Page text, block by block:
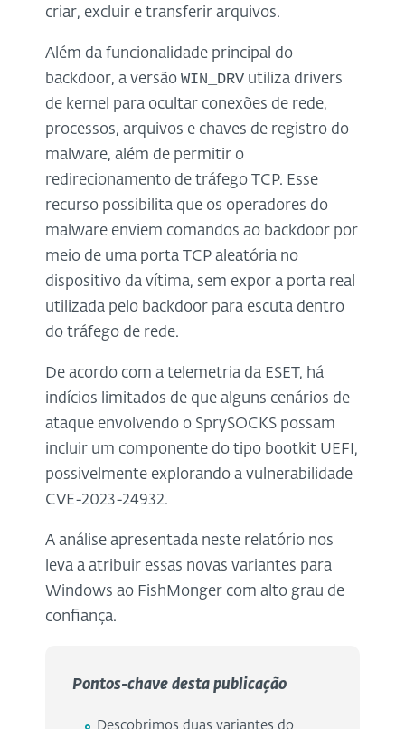
criar, excluir e transferir arquivos.
Além da funcionalidade principal do
backdoor, a versão WIN_DRV utiliza drivers
de kernel para ocultar conexões de rede,
processos, arquivos e chaves de registro do
malware, além de permitir o
redirecionamento de tráfego TCP. Esse
recurso possibilita que os operadores do
malware enviem comandos ao backdoor por
meio de uma porta TCP aleatória no
dispositivo da vítima, sem expor a porta real
utilizada pelo backdoor para escuta dentro
do tráfego de rede.
De acordo com a telemetria da ESET, há
indícios limitados de que alguns cenários de
ataque envolvendo o SprySOCKS possam
incluir um componente do tipo bootkit UEFI,
possivelmente explorando a vulnerabilidade
CVE-2023-24932.
A análise apresentada neste relatório nos
leva a atribuir essas novas variantes para
Windows ao FishMonger com alto grau de
confiança.
Pontos-chave desta publicação
Descobrimos duas variantes do